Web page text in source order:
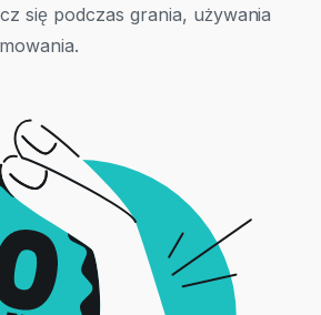
się podczas grania, używania